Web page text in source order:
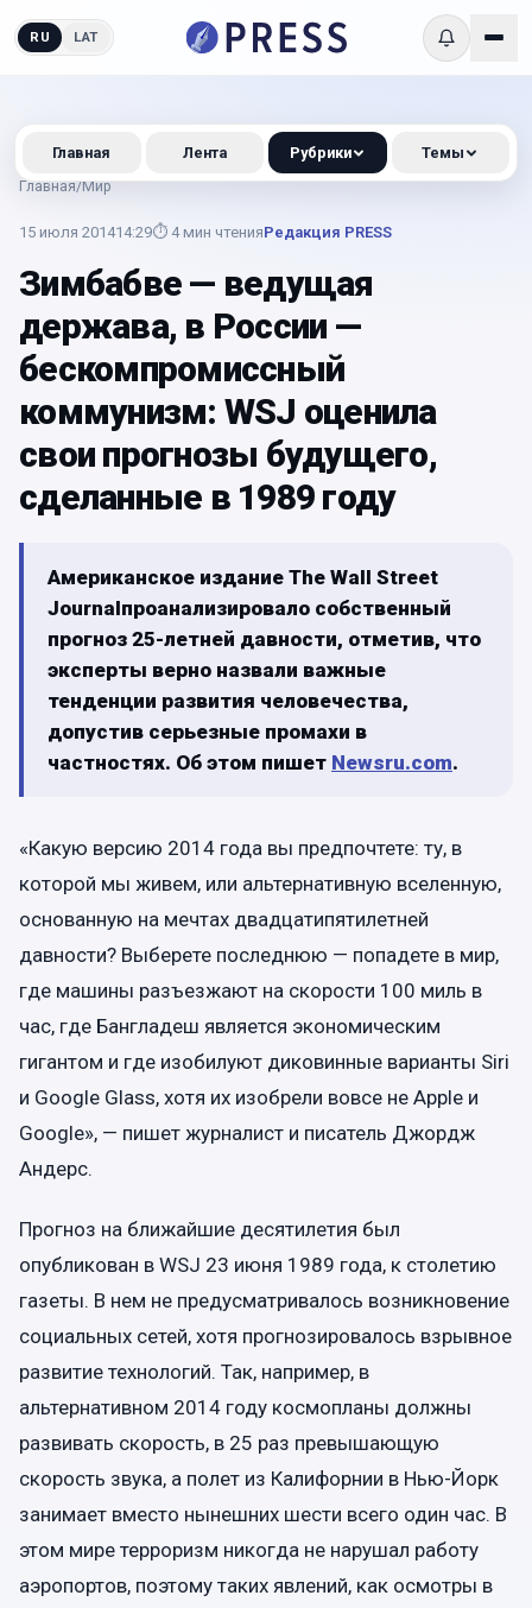
RU LAT
Главная/Мир
15 июля 201414:29⏱ 4 мин чтенияРедакция PRESS
Зимбабве — ведущая
держава, в России —
бескомпромиссный
коммунизм: WSJ оценила
свои прогнозы будущего,
сделанные в 1989 году
Американское издание The Wall Street
Journalпроанализировало собственный
прогноз 25-летней давности, отметив, что
эксперты верно назвали важные
тенденции развития человечества,
допустив серьезные промахи в
частностях. Об этом пишет Newsru.com.
«Какую версию 2014 года вы предпочтете: ту, в
которой мы живем, или альтернативную вселенную,
основанную на мечтах двадцатипятилетней
давности? Выберете последнюю — попадете в мир,
где машины разъезжают на скорости 100 миль в
час, где Бангладеш является экономическим
гигантом и где изобилуют диковинные варианты Siri
и Google Glass, хотя их изобрели вовсе не Apple и
Google», — пишет журналист и писатель Джордж
Андерс.
Прогноз на ближайшие десятилетия был
опубликован в WSJ 23 июня 1989 года, к столетию
газеты. В нем не предусматривалось возникновение
социальных сетей, хотя прогнозировалось взрывное
развитие технологий. Так, например, в
альтернативном 2014 году космопланы должны
развивать скорость, в 25 раз превышающую
скорость звука, а полет из Калифорнии в Нью-Йорк
занимает вместо нынешних шести всего один час. В
этом мире терроризм никогда не нарушал работу
аэропортов, поэтому таких явлений, как осмотры в
Главная Лента Рубрики Темы